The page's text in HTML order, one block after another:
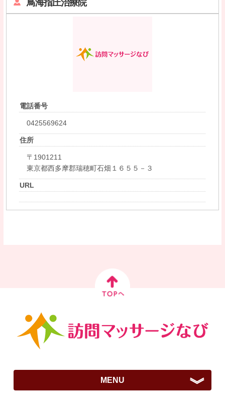
鳥海指圧治療院
電話番号
0425569624
住所
〒1901211
東京都西多摩郡瑞穂町石畑１６５５－３
URL
MENU